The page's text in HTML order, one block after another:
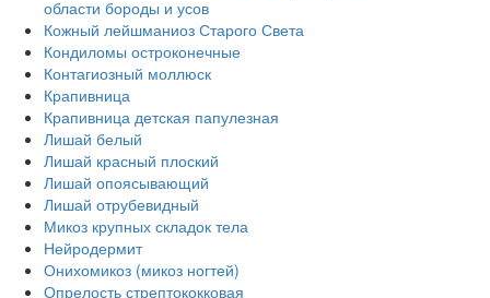
области бороды и усов
Кожный лейшманиоз Старого Света
Кондиломы остроконечные
Контагиозный моллюск
Крапивница
Крапивница детская папулезная
Лишай белый
Лишай красный плоский
Лишай опоясывающий
Лишай отрубевидный
Микоз крупных складок тела
Нейродермит
Онихомикоз (микоз ногтей)
Опрелость стрептококковая